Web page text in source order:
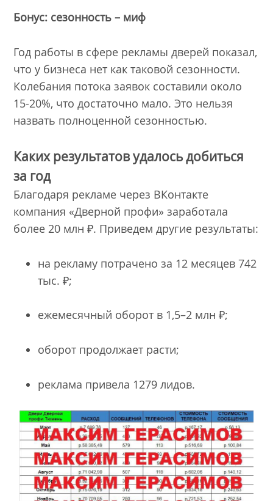
Бонус: сезонность – миф
Год работы в сфере рекламы дверей показал,
что у бизнеса нет как таковой сезонности.
Колебания потока заявок составили около
15-20%, что достаточно мало. Это нельзя
назвать полноценной сезонностью.
Каких результатов удалось добиться
за год
Благодаря рекламе через ВКонтакте
компания «Дверной профи» заработала
более 20 млн ₽. Приведем другие результаты:
на рекламу потрачено за 12 месяцев 742
тыс. ₽;
ежемесячный оборот в 1,5–2 млн ₽;
оборот продолжает расти;
реклама привела 1279 лидов.